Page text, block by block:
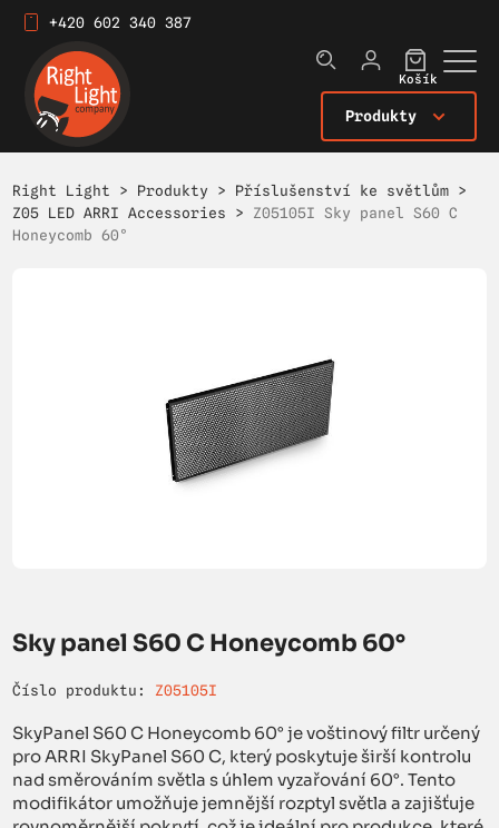
+420 602 340 387
Produkty
Košík
Right Light > Produkty > Příslušenství ke světlům >
Z05 LED ARRI Accessories > Z05105I Sky panel S60 C
Honeycomb 60°
Sky panel S60 C Honeycomb 60°
Číslo produktu: Z05105I
SkyPanel S60 C Honeycomb 60° je voštinový filtr určený
pro ARRI SkyPanel S60 C, který poskytuje širší kontrolu
nad směrováním světla s úhlem vyzařování 60°. Tento
modifikátor umožňuje jemnější rozptyl světla a zajišťuje